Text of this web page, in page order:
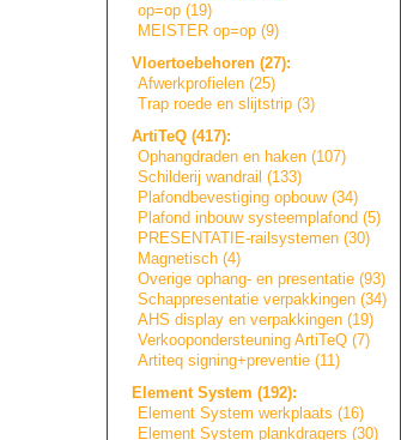
op=op (19)
MEISTER op=op (9)
Vloertoebehoren (27):
Afwerkprofielen (25)
Trap roede en slijtstrip (3)
ArtiTeQ (417):
Ophangdraden en haken (107)
Schilderij wandrail (133)
Plafondbevestiging opbouw (34)
Plafond inbouw systeemplafond (5)
PRESENTATIE-rail systemen (30)
Magnetisch (4)
Overige ophang- en presentatie (93)
Schappresentatie verpakkingen (34)
AHS display en verpakkingen (19)
Verkoopondersteuning ArtiTeQ (7)
Artiteq signing+preventie (11)
Element System (192):
Element System werkplaats (16)
Element System plankdragers (30)